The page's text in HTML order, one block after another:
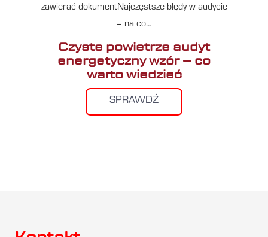
zawierać dokumentNajczęstsze błędy w audycie
– na co…
Czyste powietrze audyt
energetyczny wzór – co
warto wiedzieć
SPRAWDŹ